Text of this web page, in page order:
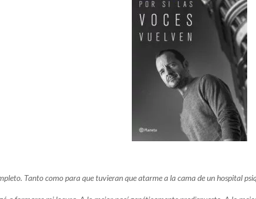
Tanto como para que tuvieran que atarme a la cama de un hospital